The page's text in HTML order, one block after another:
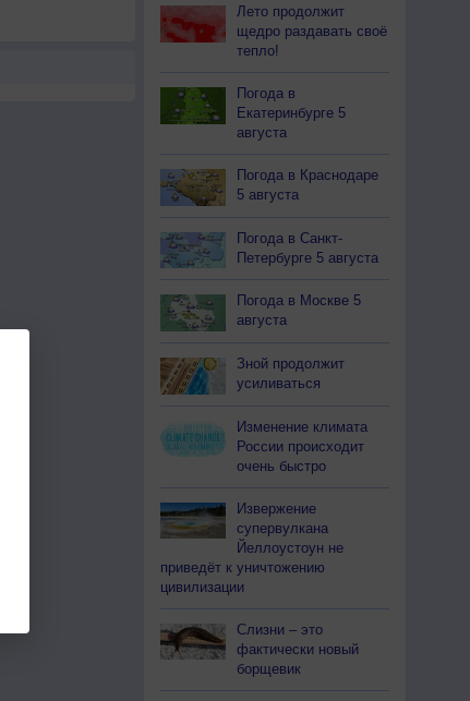
Лето продолжит
щедро раздавать своё
тепло!
Погода в
Екатеринбурге 5
августа
Погода в Краснодаре
5 августа
Погода в Санкт-
Петербурге 5 августа
Погода в Москве 5
августа
Зной продолжит
усиливаться
Изменение климата
России происходит
очень быстро
Извержение
супервулкана
Йеллоустоун не
приведёт к уничтожению
цивилизации
Слизни – это
фактически новый
борщевик